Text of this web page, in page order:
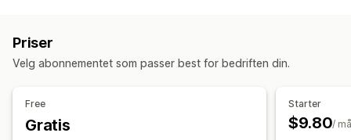
Priser
Velg abonnementet som passer best for bedriften din.
Free
Gratis
Starter
$9.80/